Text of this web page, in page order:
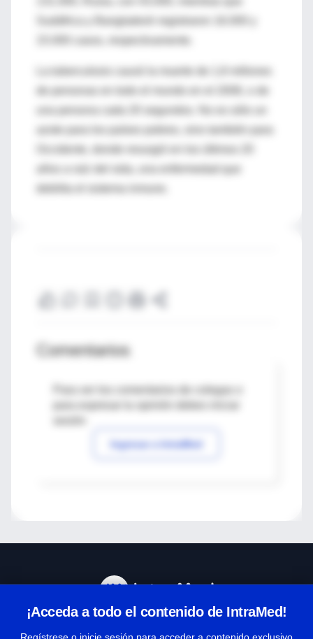
Sudáfrica y Bangladesh registraron 16.000 y
una persona cada 20 segundos. No es sólo un
Occidente, donde resurgió en los últimos 20
Comentarios
Para ver los comentarios de colegas o
Ingresar a IntraMed
¡Acceda a todo el contenido de IntraMed!